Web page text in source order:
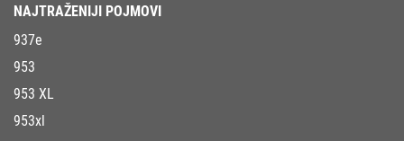
NAJTRAŽENIJI POJMOVI
937e
953
953 XL
953xl